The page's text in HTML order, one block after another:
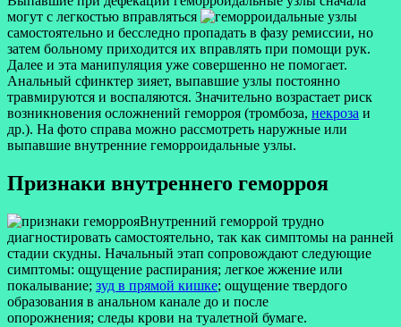
могут с легкостью вправляться
самостоятельно и бесследно пропадать в фазу ремиссии, но
затем больному приходится их вправлять при помощи рук.
Далее и эта манипуляция уже совершенно не помогает.
Анальный сфинктер зияет, выпавшие узлы постоянно
травмируются и воспаляются. Значительно возрастает риск
возникновения осложнений геморроя (тромбоза, некроза и
др.). На фото справа можно рассмотреть наружные или
выпавшие внутренние геморроидальные узлы.
Признаки внутреннего геморроя
Внутренний геморрой трудно
диагностировать самостоятельно, так как симптомы на ранней
стадии скудны. Начальный этап сопровождают следующие
симптомы: ощущение распирания; легкое жжение или
покалывание; зуд в прямой кишке; ощущение твердого
образования в анальном канале до и после
опорожнения; следы крови на туалетной бумаге.